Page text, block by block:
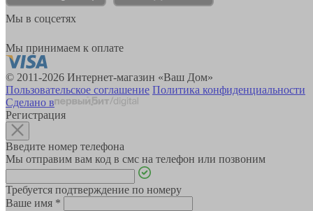
Мы в соцсетях
Мы принимаем к оплате
© 2011-2026 Интернет-магазин «Ваш Дом»
Пользовательское соглашение Политика конфиденциальности
Сделано в
Регистрация
Введите номер телефона
Мы отправим вам код в смс на телефон или позвоним
Требуется подтверждение по номеру
Ваше имя *